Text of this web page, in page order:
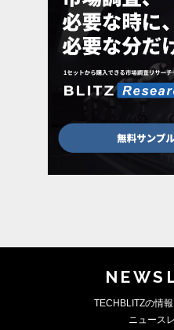
TECHBLITZの情
ニュース